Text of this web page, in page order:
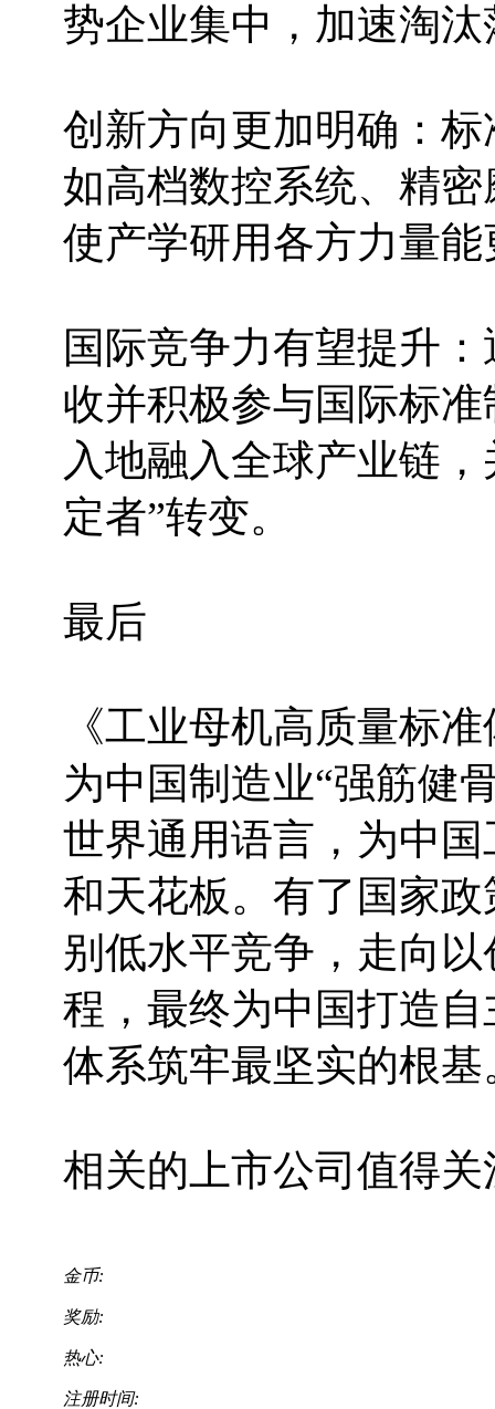
势企业集中，加速淘
创新方向更加明确：
如高档数控系统、精
使产学研用各方力量
国际竞争力有望提升
收并积极参与国际标
入地融入全球产业链
定者”转变。
最后
《工业母机高质量标
为中国制造业“强筋健
世界通用语言，为中
和天花板。有了国家
别低水平竞争，走向
程，最终为中国打造
体系筑牢最坚实的根基
相关的上市公司值得关
金币:
奖励:
热心:
注册时间: